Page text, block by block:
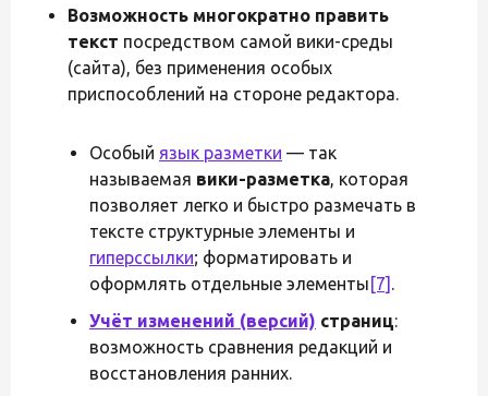
Возможность многократно править
текст посредством самой вики-среды
(сайта), без применения особых
приспособлений на стороне редактора.
Особый язык разметки — так
называемая вики-разметка, которая
позволяет легко и быстро размечать в
тексте структурные элементы и
гиперссылки; форматировать и
оформлять отдельные элементы [7] .
Учёт изменений (версий) страниц:
возможность сравнения редакций и
восстановления ранних.